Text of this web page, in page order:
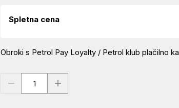
Spletna cena
Obroki s Petrol Pay Loyalty / Petrol klub plačilno